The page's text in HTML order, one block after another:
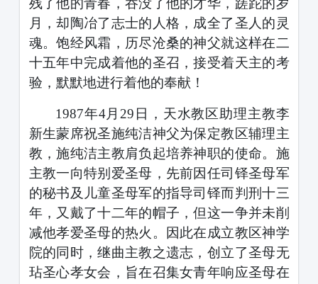
残了他的青春，吞没了他的才华，蹉跎的岁
月，却陶冶了志士的人格，成全了圣人的灵
魂。饱经风霜，历尽沧桑的神父就这样在二
十五年中完成着他的圣召，接受着天主的考
验，默默地进行着他的奉献！
1987年4月29 日，天水教区助理主教李
新生蒙席祝圣施纯洁神父为保定教区辅理主
教，施纯洁主教肩负起培养神职的使命。施
主教一向特别爱圣母，先前因任司铎圣母军
的秘书及儿童圣母军的指导司铎而判刑十三
年，又戴了十二年的帽子，但这一争并未削
减他孝爱圣母的热火。因此在成立教区神学
院的同时，继曲主教之遗志，创立了圣母无
玷圣心孝女会，旨在召集女青年响应圣母在